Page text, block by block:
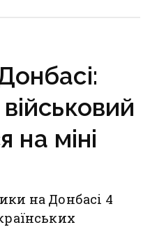
на міні
на Донбасі 4